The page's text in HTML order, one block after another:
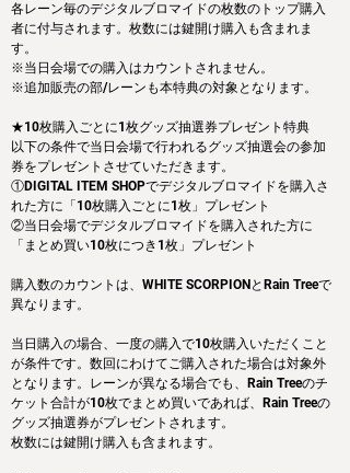
各レーン毎のデジタルブロマイドの枚数のトップ購入
者に付与されます。枚数には鍵開け購入も含まれま
す。
※当日会場での購入はカウントされません。
※追加販売の部/レーンも本特典の対象となります。
★10枚購入ごとに1枚グッズ抽選券プレゼント特典
以下の条件で当日会場で行われるグッズ抽選会の参加
券をプレゼントさせていただきます。
①DIGITAL ITEM SHOPでデジタルブロマイドを購入さ
れた方に「10枚購入ごとに1枚」プレゼント
②当日会場でデジタルブロマイドを購入された方に
「まとめ買い10枚につき1枚」プレゼント
購入数のカウントは、WHITE SCORPIONとRain Treeで
異なります。
当日購入の場合、一度の購入で10枚購入いただくこと
が条件です。数回にわけてご購入された場合は対象外
となります。レーンが異なる場合でも、Rain Treeのチ
ケット合計が10枚でまとめ買いであれば、Rain Treeの
グッズ抽選券がプレゼントされます。
枚数には鍵開け購入も含まれます。